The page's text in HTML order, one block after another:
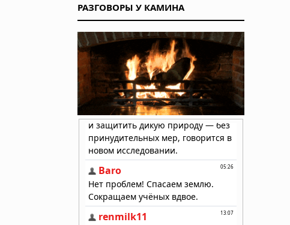
РАЗГОВОРЫ У КАМИНА